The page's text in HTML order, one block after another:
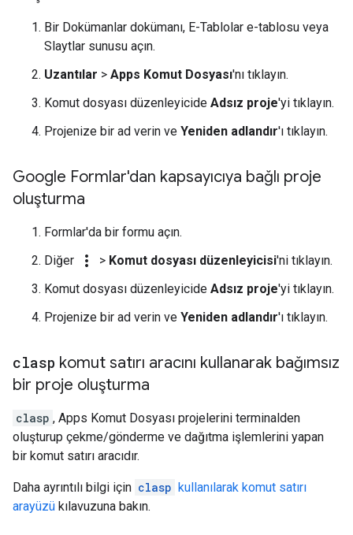
Bir Dokümanlar dokümanı, E-Tablolar e-tablosu veya
Slaytlar sunusu açın.
Uzantılar > Apps Komut Dosyası'nı tıklayın.
Komut dosyası düzenleyicide Adsız proje'yi tıklayın.
Projenize bir ad verin ve Yeniden adlandır'ı tıklayın.
Google Formlar'dan kapsayıcıya bağlı proje
oluşturma
Formlar'da bir formu açın.
Diğer
more_vert > Komut dosyası düzenleyicisi'ni tıklayın.
Komut dosyası düzenleyicide Adsız proje'yi tıklayın.
Projenize bir ad verin ve Yeniden adlandır'ı tıklayın.
clasp komut satırı aracını kullanarak bağımsız
bir proje oluşturma
clasp , Apps Komut Dosyası projelerini terminalden
oluşturup çekme/gönderme ve dağıtma işlemlerini yapan
bir komut satırı aracıdır.
Daha ayrıntılı bilgi için clasp kullanılarak komut satırı
arayüzü kılavuzuna bakın.